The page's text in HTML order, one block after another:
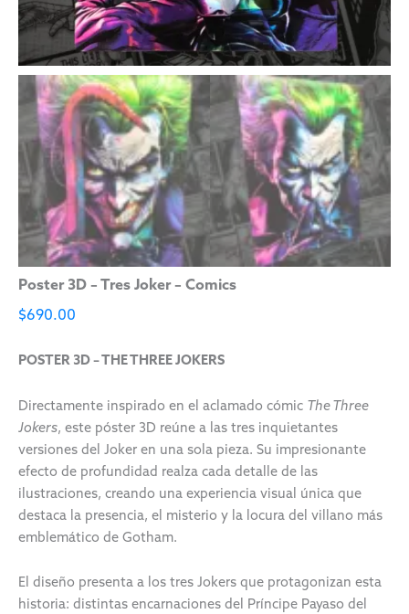
Poster 3D – Tres Joker – Comics
$690.00
POSTER 3D – THE THREE JOKERS
Directamente inspirado en el aclamado cómic The Three
Jokers, este póster 3D reúne a las tres inquietantes
versiones del Joker en una sola pieza. Su impresionante
efecto de profundidad realza cada detalle de las
ilustraciones, creando una experiencia visual única que
destaca la presencia, el misterio y la locura del villano más
emblemático de Gotham.
El diseño presenta a los tres Jokers que protagonizan esta
historia: distintas encarnaciones del Príncipe Payaso del